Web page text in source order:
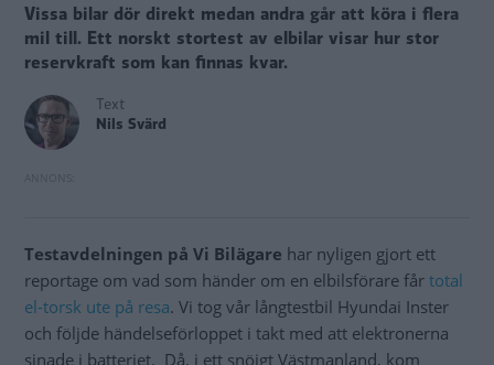
Vissa bilar dör direkt medan andra går att köra i flera
mil till. Ett norskt stortest av elbilar visar hur stor
reservkraft som kan finnas kvar.
Text
Nils Svärd
Testavdelningen på Vi Bilägare har nyligen gjort ett
reportage om vad som händer om en elbilsförare får total
el-torsk ute på resa. Vi tog vår långtestbil Hyundai Inster
och följde händelseförloppet i takt med att elektronerna
sinade i batteriet. Då, i ett snöigt Västmanland, kom